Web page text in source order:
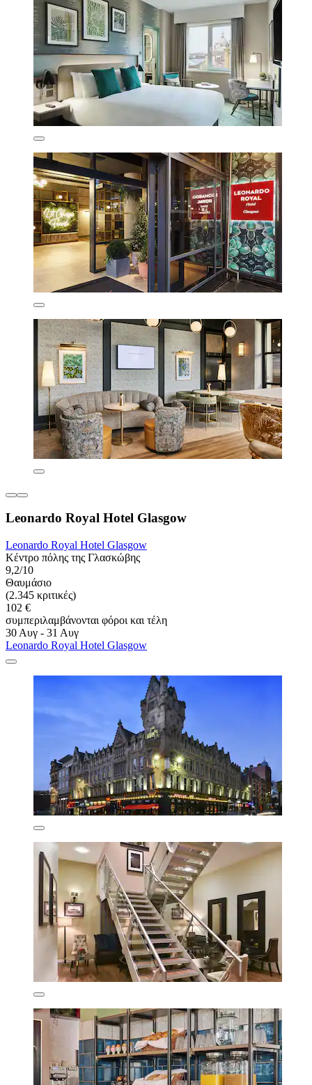
Leonardo Royal Hotel Glasgow
Leonardo Royal Hotel Glasgow
Κέντρο πόλης της Γλασκώβης
9,2/10
Θαυμάσιο
(2.345 κριτικές)
102 €
συμπεριλαμβάνονται φόροι και τέλη
30 Αυγ - 31 Αυγ
Leonardo Royal Hotel Glasgow